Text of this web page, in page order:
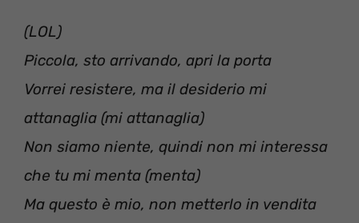
(LOL)
Piccola, sto arrivando, apri la porta
Vorrei resistere, ma il desiderio mi
attanaglia (mi attanaglia)
Non siamo niente, quindi non mi interessa
che tu mi menta (menta)
Ma questo è mio, non metterlo in vendita